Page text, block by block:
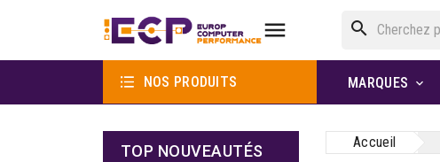
 search
 NOS PRODUITS MARQUES 
TOP NOUVEAUTÉS Accueil